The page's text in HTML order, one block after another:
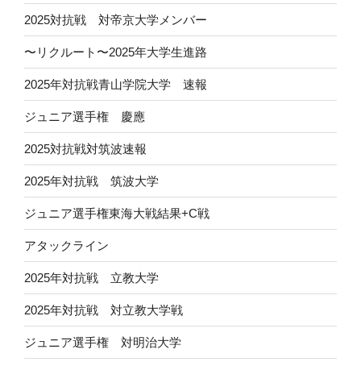
2025対抗戦 対帝京大学メンバー
〜リクルート〜2025年大学生進路
2025年対抗戦青山学院大学 速報
ジュニア選手権 慶應
2025対抗戦対筑波速報
2025年対抗戦 筑波大学
ジュニア選手権東海大戦結果+C戦
アタックライン
2025年対抗戦 立教大学
2025年対抗戦 対立教大学戦
ジュニア選手権 対明治大学